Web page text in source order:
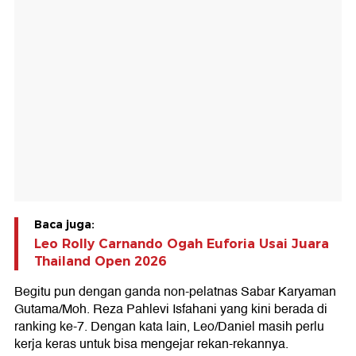
Baca juga:
Leo Rolly Carnando Ogah Euforia Usai Juara
Thailand Open 2026
Begitu pun dengan ganda non-pelatnas Sabar Karyaman
Gutama/Moh. Reza Pahlevi Isfahani yang kini berada di
ranking ke-7. Dengan kata lain, Leo/Daniel masih perlu
kerja keras untuk bisa mengejar rekan-rekannya.